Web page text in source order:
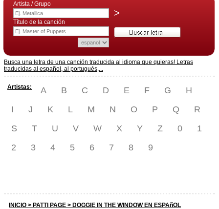
Artista / Grupo
>
Título de la canción
Busca una letra de una canción traducida al idioma que quieras! Letras
traducidas al español, al portugués,...
Artistas: A B C D E F G
H
I
J K L M N O P Q
R
S
T U V W X Y Z 0
1
2
3 4 5 6 7 8 9
INICIO > PATTI PAGE > DOGGIE IN THE WINDOW EN ESPAñOL